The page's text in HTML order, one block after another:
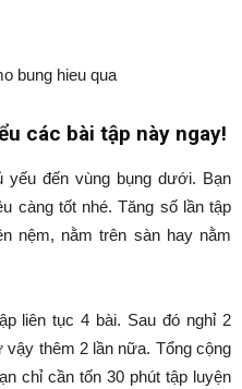
các bài tập này ngay!
đến vùng bụng dưới. Bạn
càng tốt nhé. Tăng số lần tập
nệm, nằm trên sàn hay nằm
liên tục 4 bài. Sau đó nghỉ 2
vậy thêm 2 lần nữa. Tổng cộng
chỉ cần tốn 30 phút tập luyện